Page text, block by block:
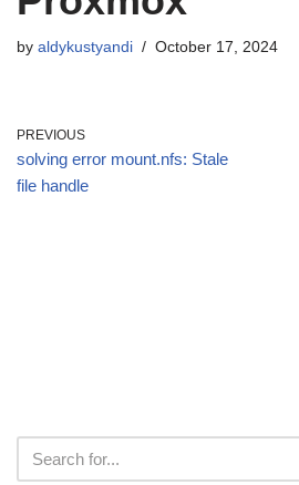
by aldykustyandi October 17, 2024
PREVIOUS
solving error mount.nfs: Stale
file handle